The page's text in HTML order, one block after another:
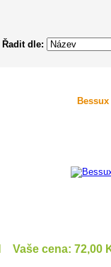
Řadit dle:
Bessux
Vaše cena: 72,00